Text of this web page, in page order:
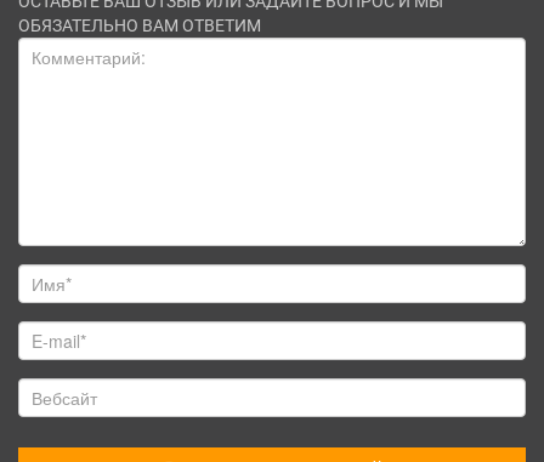
ОБЯЗАТЕЛЬНО ВАМ ОТВЕТИМ